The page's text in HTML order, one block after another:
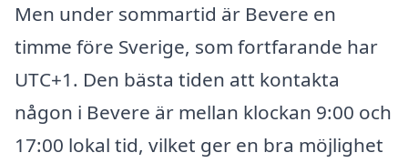
Men under sommartid är Bevere en
timme före Sverige, som fortfarande har
UTC+1. Den bästa tiden att kontakta
någon i Bevere är mellan klockan 9:00 och
17:00 lokal tid, vilket ger en bra möjlighet